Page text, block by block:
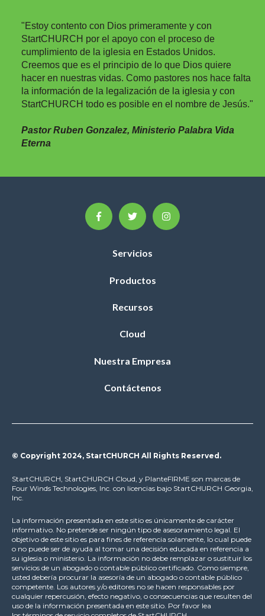
"Estoy contento con Dios primeramente y con
StartCHURCH por el apoyo con el proceso de
cumplimiento de la iglesia en Estados Unidos.
Creemos que es el principio de lo que Dios quiere
hacer en nuestras vidas. Como pastores nos hace falta
la información de la legalización de la iglesia y con
StartCHURCH todo es posible en el nombre de Jesús."
Pastor Ruben Gonzalez, Ministerio Palabra Vida
Eterna
Servicios
Productos
Recursos
Cloud
Nuestra Empresa
Contáctenos
© Copyright 2024, StartCHURCH All Rights Reserved.
StartCHURCH, StartCHURCH Cloud, y PlanteFIRME son marcas de
Four Winds Technologies, Inc. con licencias bajo StartCHURCH Georgia,
Inc.
La información presentada en este sitio es únicamente de carácter
informativo. No pretende ser ningún tipo de asesoramiento legal. El
objetivo de este sitio es para fines de referencia solamente, lo cual puede
o no puede ser de ayuda al tomar una decisión educada en referencia a
su iglesia o ministerio. La información no debe remplazar o sustituir los
servicios de un abogado o contable público certificado. Como siempre,
usted debería procurar la asesoría de un abogado o contable público
competente. Los autores y/o editores no se hacen responsables por
cualquier repercusión, efecto negativo, o consecuencias que resulten del
uso de la información presentada en este sitio. Por favor lea